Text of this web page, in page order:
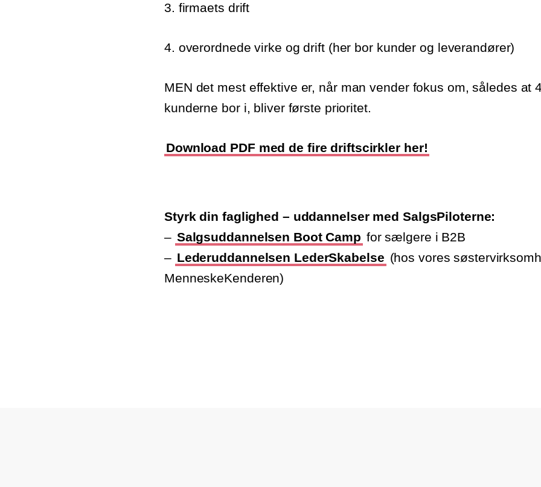
3. firmaets drift
4. overordnede virke og drift (her bor kunder og leverandører)
MEN det mest effektive er, når man vender fokus om, således at
kunderne bor i, bliver første prioritet.
Download PDF med de fire driftscirkler her!
Styrk din faglighed – uddannelser med SalgsPiloterne:
– Salgsuddannelsen Boot Camp for sælgere i B2B
– Lederuddannelsen LederSkabelse (hos vores
MenneskeKenderen)